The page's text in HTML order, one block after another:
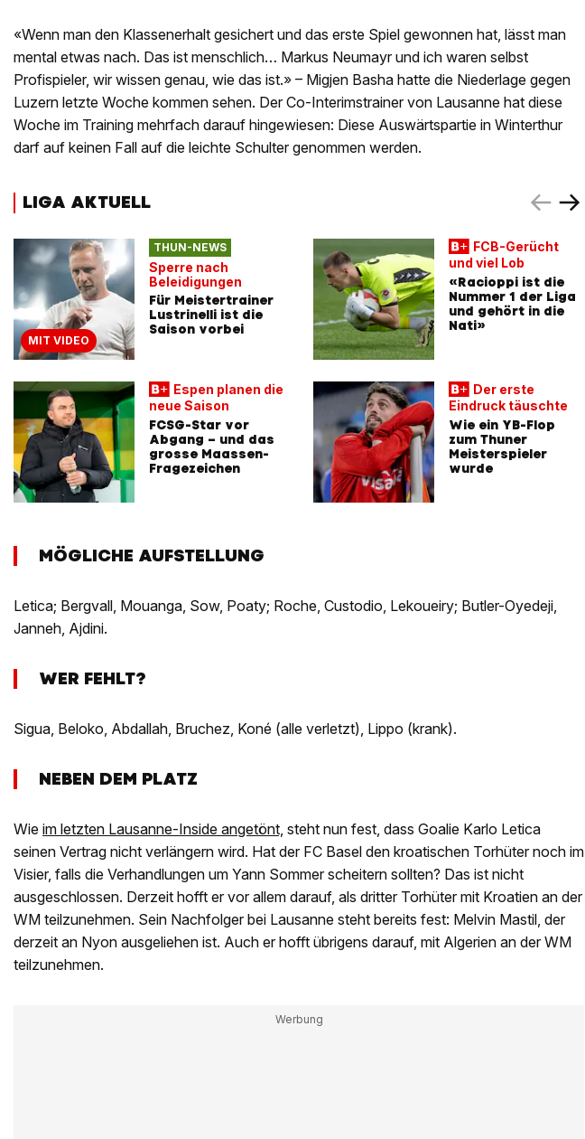
«Wenn man den Klassenerhalt gesichert und das erste Spiel gewonnen hat, lässt man
mental etwas nach. Das ist menschlich… Markus Neumayr und ich waren selbst
Profispieler, wir wissen genau, wie das ist.» – Migjen Basha hatte die Niederlage gegen
Luzern letzte Woche kommen sehen. Der Co-Interimstrainer von Lausanne hat diese
Woche im Training mehrfach darauf hingewiesen: Diese Auswärtspartie in Winterthur
darf auf keinen Fall auf die leichte Schulter genommen werden.
LIGA AKTUELL
MIT VIDEO
THUN-NEWS
Sperre nach
Beleidigungen
Für Meistertrainer
Lustrinelli ist die
Saison vorbei
Espen planen die
neue Saison
FCSG-Star vor
Abgang – und das
grosse Maassen-
Fragezeichen
FCB-Gerücht
und viel Lob
«Racioppi ist die
Nummer 1 der Liga
und gehört in die
Nati»
Der erste
Eindruck täuschte
Wie ein YB-Flop
zum Thuner
Meisterspieler
wurde
MÖGLICHE AUFSTELLUNG
Letica; Bergvall, Mouanga, Sow, Poaty; Roche, Custodio, Lekoueiry; Butler-Oyedeji,
Janneh, Ajdini.
WER FEHLT?
Sigua, Beloko, Abdallah, Bruchez, Koné (alle verletzt), Lippo (krank).
NEBEN DEM PLATZ
Wie im letzten Lausanne-Inside angetönt, steht nun fest, dass Goalie Karlo Letica
seinen Vertrag nicht verlängern wird. Hat der FC Basel den kroatischen Torhüter noch im
Visier, falls die Verhandlungen um Yann Sommer scheitern sollten? Das ist nicht
ausgeschlossen. Derzeit hofft er vor allem darauf, als dritter Torhüter mit Kroatien an der
WM teilzunehmen. Sein Nachfolger bei Lausanne steht bereits fest: Melvin Mastil, der
derzeit an Nyon ausgeliehen ist. Auch er hofft übrigens darauf, mit Algerien an der WM
teilzunehmen.